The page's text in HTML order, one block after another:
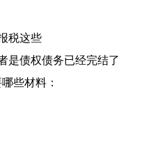
税这些
是债权债务已经完结了
些材料：